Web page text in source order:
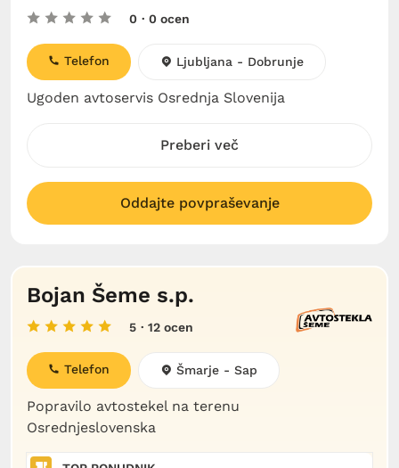
0 · 0 ocen
Ugoden avtoservis Osrednja Slovenija
Telefon Ljubljana - Dobrunje
Preberi več
Oddajte povpraševanje
Bojan Šeme s.p.
5 · 12 ocen
Popravilo avtostekel na terenu
Osrednjeslovenska
Telefon Šmarje - Sap